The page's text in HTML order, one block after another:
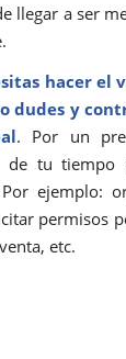
llegar a ser
hacer el
dudes y
. Por un
de tu tiempo
ejemplo:
permisos
etc.